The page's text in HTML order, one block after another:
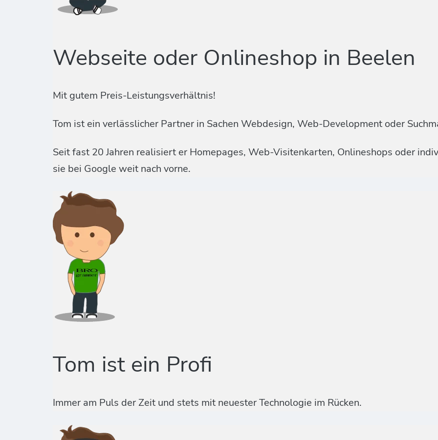
Webseite oder Onlineshop in Beelen
Mit gutem Preis-Leistungsverhältnis!
Tom ist ein verlässlicher Partner in Sachen Webdesign, Web-Development oder
Seit fast 20 Jahren realisiert er Homepages, Web-Visitenkarten, Onlineshops oder
sie bei Google weit nach vorne.
Tom ist ein Profi
Immer am Puls der Zeit und stets mit neuester Technologie im Rücken.